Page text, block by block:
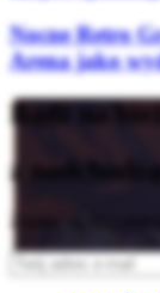
Nocne Retro
Arena jako
Bądź na
z